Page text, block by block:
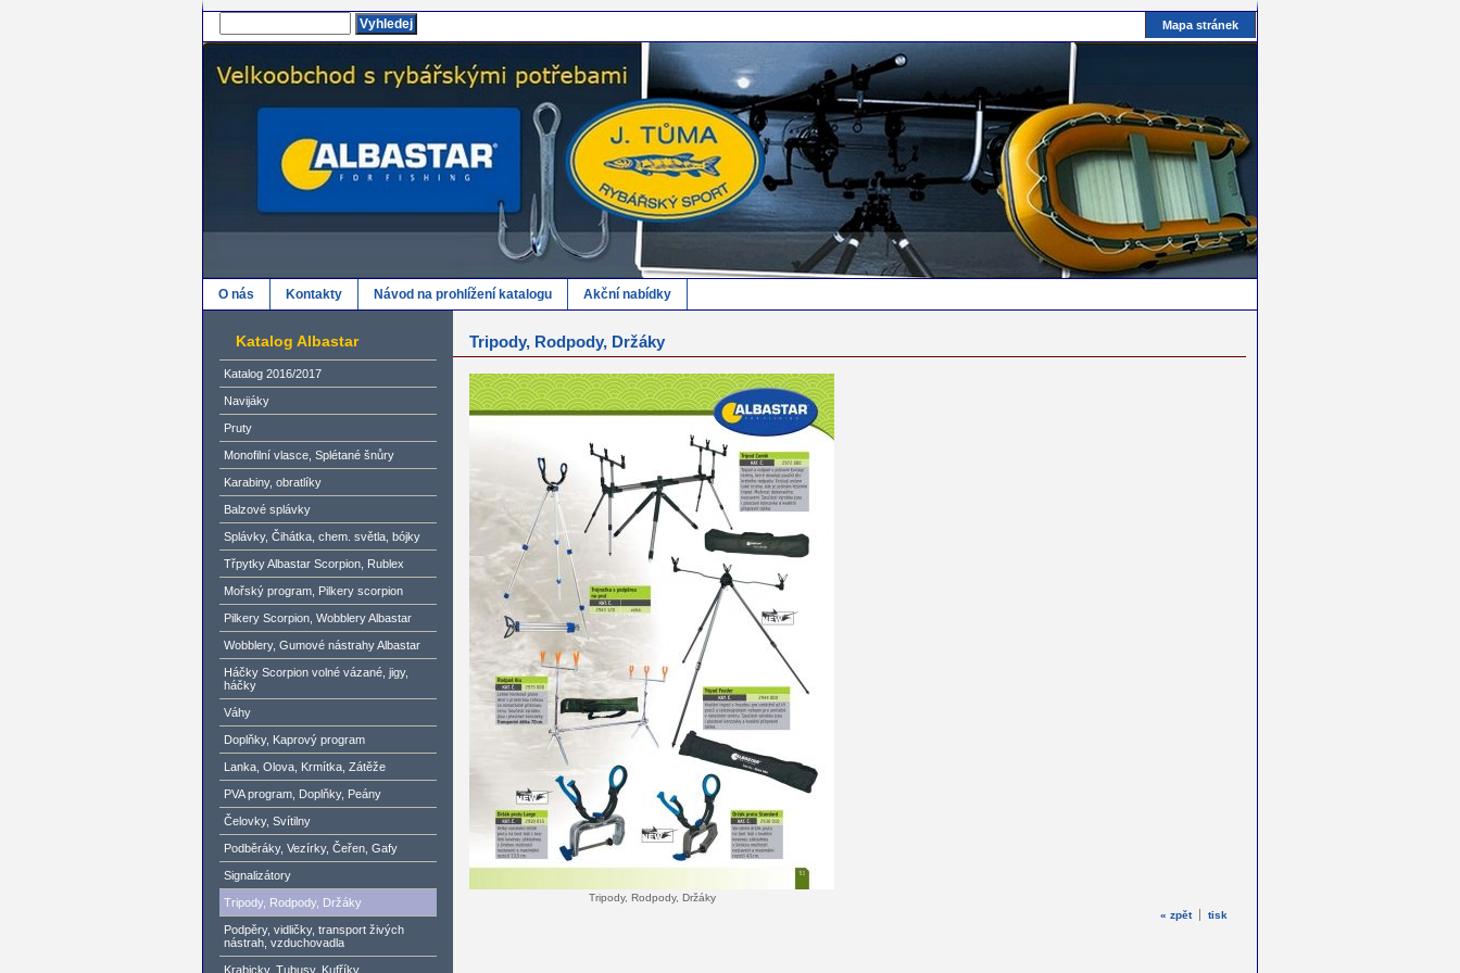
Mapa stránek
O nás Kontakty Návod na prohlížení katalogu Akční nabídky
Katalog Albastar
Katalog 2016/2017
Navijáky
Pruty
Monofilní vlasce, Splétané šnůry
Karabiny, obratlíky
Balzové splávky
Splávky, Čihátka, chem. světla, bójky
Třpytky Albastar Scorpion, Rublex
Mořský program, Pilkery scorpion
Pilkery Scorpion, Wobblery Albastar
Wobblery, Gumové nástrahy Albastar
Háčky Scorpion volné vázané, jigy,
háčky
Váhy
Doplňky, Kaprový program
Lanka, Olova, Krmítka, Zátěže
PVA program, Doplňky, Peány
Čelovky, Svítilny
Podběráky, Vezírky, Čeřen, Gafy
Signalizátory
Tripody, Rodpody, Držáky
Podpěry, vidličky, transport živých
nástrah, vzduchovadla
Krabicky, Tubusy, Kufříky
Tripody, Rodpody, Držáky
Tripody, Rodpody, Držáky
tisk
« zpět